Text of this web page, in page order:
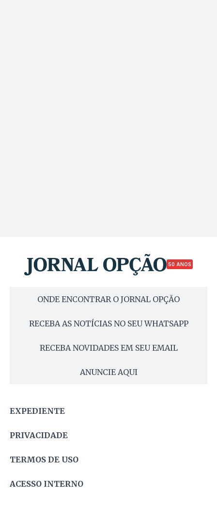
50 ANOS
ONDE ENCONTRAR O JORNAL OPÇÃO
RECEBA AS NOTÍCIAS NO SEU WHATSAPP
RECEBA NOVIDADES EM SEU EMAIL
ANUNCIE AQUI
EXPEDIENTE
PRIVACIDADE
TERMOS DE USO
ACESSO INTERNO